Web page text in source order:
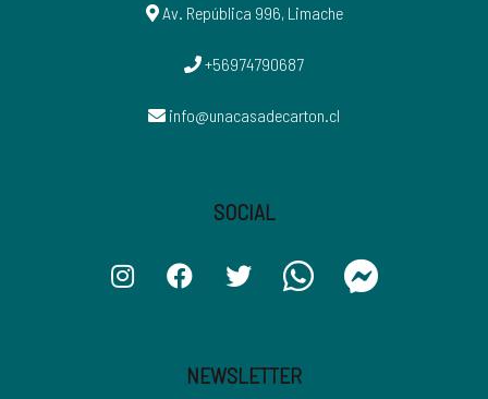
Av. República 996, Limache
+56974790687
info@unacasadecarton.cl
SOCIAL
NEWSLETTER